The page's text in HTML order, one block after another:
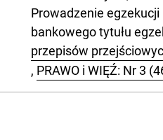
Prowadzenie
bankowego tytułu
przepisów
, PRAWO i WIĘŹ: Nr 3